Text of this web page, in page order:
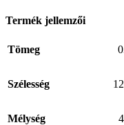
Termék jellemzői
Tömeg
Szélesség
Mélység